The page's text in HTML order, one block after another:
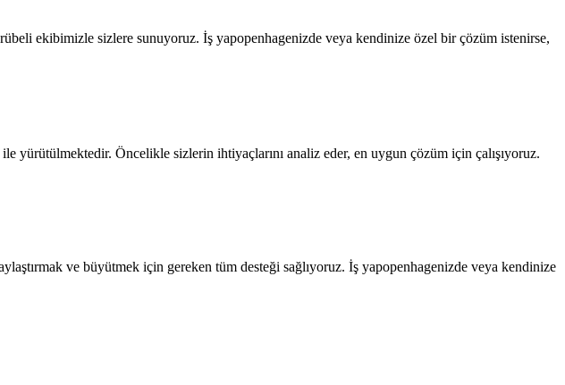
ekibimizle sizlere sunuyoruz. İş yapopenhagenizde veya kendinize özel bir çözüm istenirse,
yürütülmektedir. Öncelikle sizlerin ihtiyaçlarını analiz eder, en uygun çözüm için çalışıyoruz.
ve büyütmek için gereken tüm desteği sağlıyoruz. İş yapopenhagenizde veya kendinize